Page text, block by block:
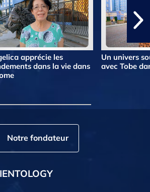
apprécie les
dans la vie dans
Un univers
avec Tobe
Notre fondateur